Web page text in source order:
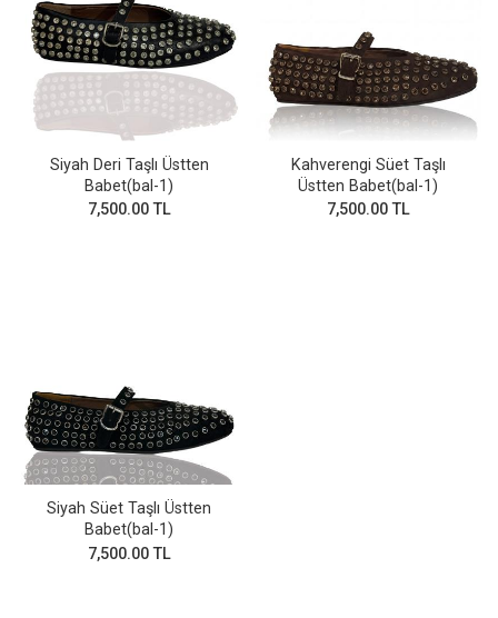
Siyah Deri Taşlı Üstten
Babet(bal-1)
7,500.00 TL
Kahverengi Süet Taşlı
Üstten Babet(bal-1)
7,500.00 TL
Siyah Süet Taşlı Üstten
Babet(bal-1)
7,500.00 TL